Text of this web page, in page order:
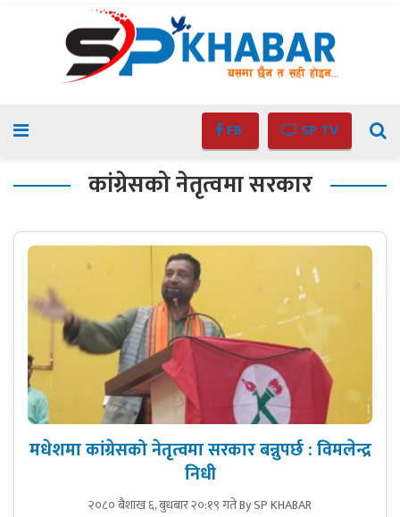
FB SP TV
कांग्रेसको नेतृत्वमा सरकार
मधेशमा कांग्रेसको नेतृत्वमा सरकार बन्नुपर्छ : विमलेन्द्र
निधी
२०८० बैशाख ६, बुधबार २०:१९ गतेBy SP KHABAR